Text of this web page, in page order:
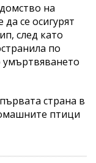
на
се осигурят
след като
по
умъртвяването
страна в
птици